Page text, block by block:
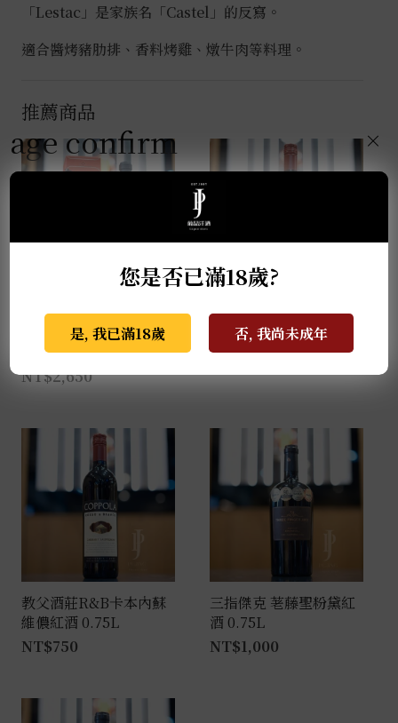
「Lestac」是家族名「Castel」的反寫。
適合醬烤豬肋排、香料烤雞、燉牛肉等料理。
推薦商品
瑪西酒廠 經典亞瑪諾紅
酒 馬年限定尊爵禮盒
0.75L
NT$2,650
教父酒莊R&B夏多內白
酒 0.75L
NT$750
教父酒莊R&B卡本內蘇
維儂紅酒 0.75L
NT$750
三指傑克 荖藤聖粉黛紅
酒 0.75L
NT$1,000
age confirm
您是否已滿18歲?
是, 我已滿18歲 否, 我尚未成年
×